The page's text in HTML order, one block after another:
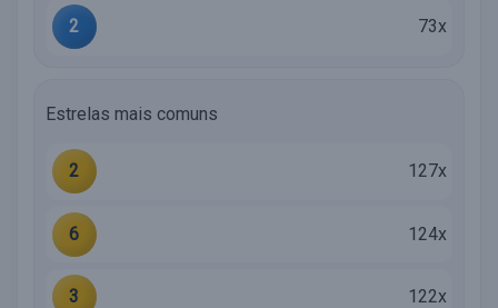
2 73x
Estrelas mais comuns
2 127x
6 124x
3 122x